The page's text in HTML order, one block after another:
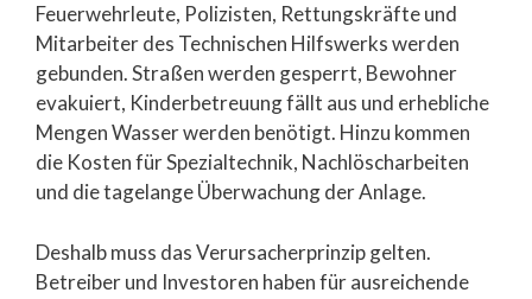
Feuerwehrleute, Polizisten, Rettungskräfte und
Mitarbeiter des Technischen Hilfswerks werden
gebunden. Straßen werden gesperrt, Bewohner
evakuiert, Kinderbetreuung fällt aus und erhebliche
Mengen Wasser werden benötigt. Hinzu kommen
die Kosten für Spezialtechnik, Nachlöscharbeiten
und die tagelange Überwachung der Anlage.
Deshalb muss das Verursacherprinzip gelten.
Betreiber und Investoren haben für ausreichende